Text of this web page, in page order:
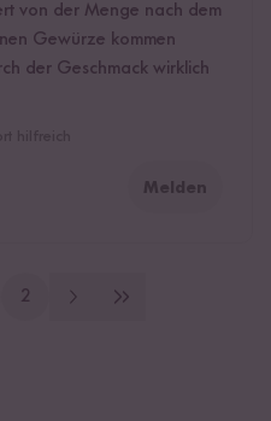
von der Menge nach dem
Gewürze kommen
der Geschmack wirklich
Melden
2